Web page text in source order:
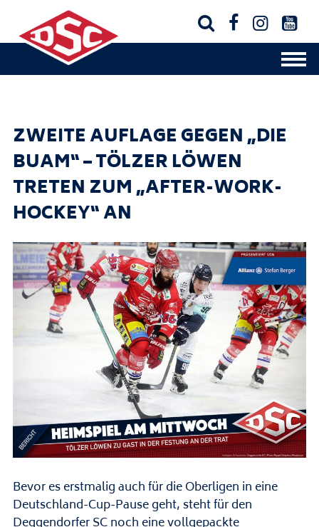
   
ZWEITE AUFLAGE GEGEN „DIE
BUAM“ – TÖLZER LÖWEN
TRETEN ZUM „AFTER-WORK-
HOCKEY“ AN
Bevor es erstmalig auch für die Oberligen in eine
Deutschland-Cup-Pause geht, steht für den